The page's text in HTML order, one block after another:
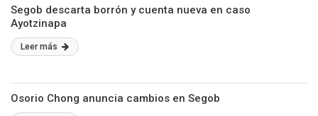
Segob descarta borrón y cuenta nueva en caso
Ayotzinapa
Leer más
Osorio Chong anuncia cambios en Segob